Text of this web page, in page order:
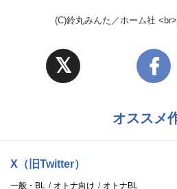
(C)鈴丸みんた／ホーム社
オススメ
X（旧Twitter）
一般・BL オトナ向け オトナBL